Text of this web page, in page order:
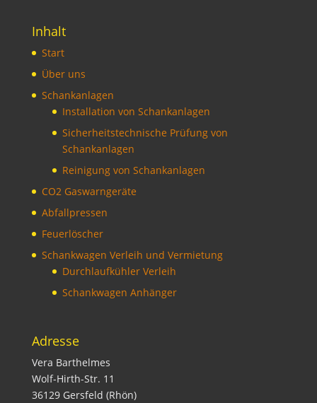
Inhalt
Start
Über uns
Schankanlagen
Installation von Schankanlagen
Sicherheitstechnische Prüfung von
Schankanlagen
Reinigung von Schankanlagen
CO2 Gaswarngeräte
Abfallpressen
Feuerlöscher
Schankwagen Verleih und Vermietung
Durchlaufkühler Verleih
Schankwagen Anhänger
Adresse
Vera Barthelmes
Wolf-Hirth-Str. 11
36129 Gersfeld (Rhön)